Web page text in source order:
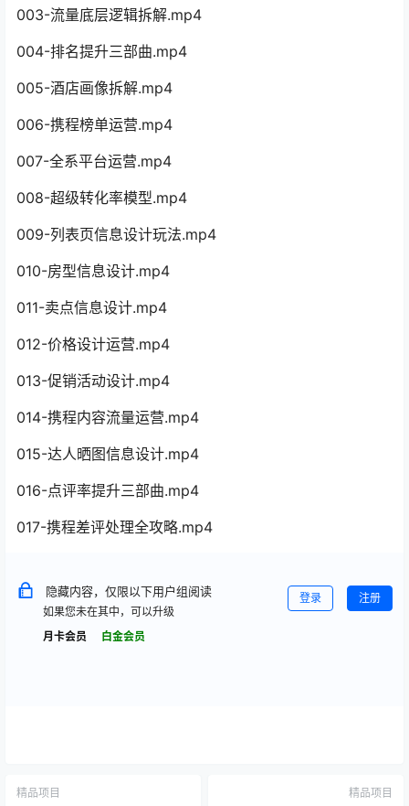
003-流量底层逻辑拆解.mp4
004-排名提升三部曲.mp4
005-酒店画像拆解.mp4
006-携程榜单运营.mp4
007-全系平台运营.mp4
008-超级转化率模型.mp4
009-列表页信息设计玩法.mp4
010-房型信息设计.mp4
011-卖点信息设计.mp4
012-价格设计运营.mp4
013-促销活动设计.mp4
014-携程内容流量运营.mp4
015-达人晒图信息设计.mp4
016-点评率提升三部曲.mp4
017-携程差评处理全攻略.mp4
隐藏内容，仅限以下用户组阅读
如果您未在其中，可以升级
月卡会员
白金会员
登录 注册
精品项目 精品项目